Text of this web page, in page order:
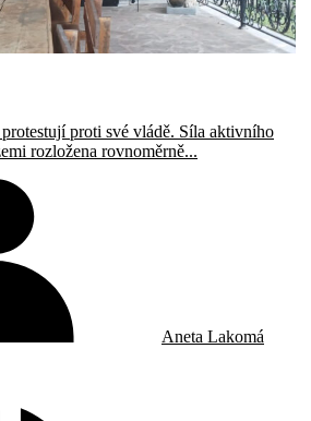
proti své vládě. Síla aktivního
rozložena rovnoměrně...
Aneta Lakomá